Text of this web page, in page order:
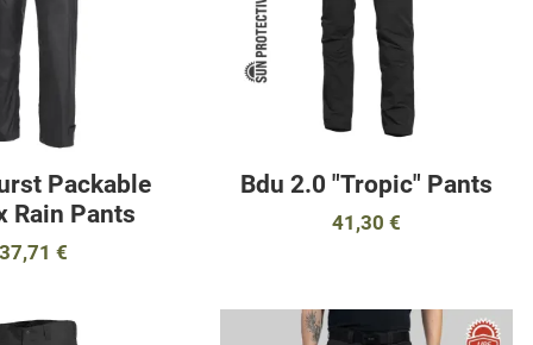
Packable
Rain Pants
37,71 €
Bdu 2.0 "Tropic" Pants
41,30 €
Προσθήκη στα αγαπημένα